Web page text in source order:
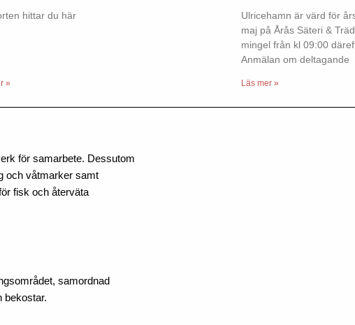
hittar du här
»
Ulricehamn är värd för
maj på Årås Säteri &
mingel från kl 09:00
Anmälan om deltagande
Läs mer »
för samarbete. Dessutom
och våtmarker samt
fisk och återväta
samordnad
bekostar.